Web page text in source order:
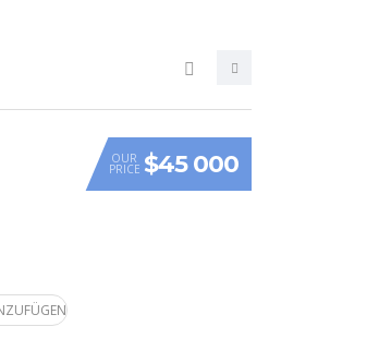
OUR
PRICE $45 000